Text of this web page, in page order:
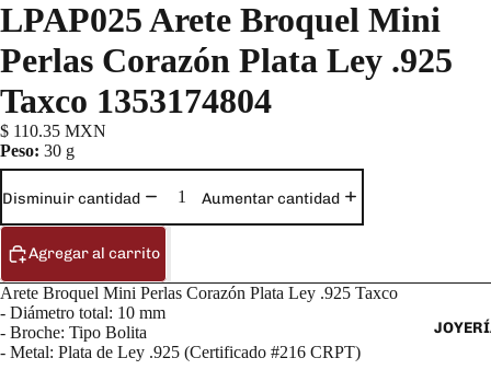
LPAP025 Arete Broquel Mini
Perlas Corazón Plata Ley .925
Taxco 1353174804
$ 110.35 MXN
Peso: 30 g
Disminuir cantidad Aumentar cantidad
Agregar al carrito
Arete Broquel Mini Perlas Corazón Plata Ley .925 Taxco
- Diámetro total: 10 mm
- Broche: Tipo Bolita
- Metal: Plata de Ley .925 (Certificado #216 CRPT)